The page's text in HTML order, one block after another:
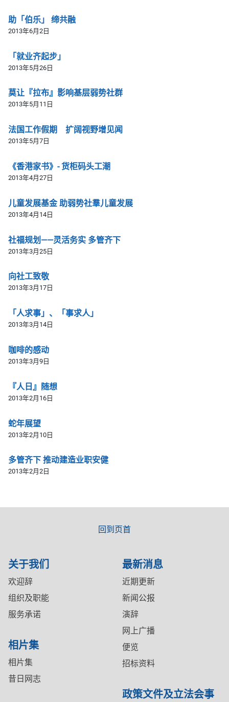
助「伯乐」 缔共融
2013年6月2日
「就业齐起步」
2013年5月26日
莫让『拉布』影响基层弱势社群
2013年5月11日
法国工作假期 扩阔视野增见闻
2013年5月7日
《香港家书》- 货柜码头工潮
2013年4月27日
儿童发展基金 助弱势社羣儿童发展
2013年4月14日
社福规划——灵活务实 多管齐下
2013年3月25日
向社工致敬
2013年3月17日
「人求事」、「事求人」
2013年3月14日
咖啡的感动
2013年3月9日
『人日』随想
2013年2月16日
蛇年展望
2013年2月10日
多管齐下 推动建造业职安健
2013年2月2日
回到页首
关于我们
欢迎辞
组织及职能
服务承诺
相片集
相片集
昔日网志
最新消息
近期更新
新闻公报
演辞
网上广播
便览
招标资料
政策文件及立法会事